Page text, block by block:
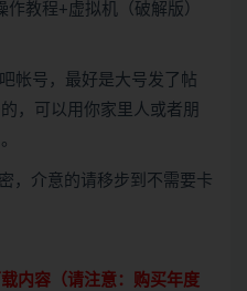
教程+虚拟机（破解版）
帐号，最好是大号发了帖
，可以用你家里人或者朋
，介意的请移步到不需要卡
内容（请注意： 购买年度